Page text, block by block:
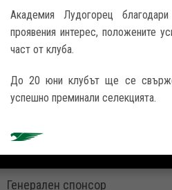
Академия Лудогорец
проявения интерес, положените
част от клуба.
До 20 юни клубът ще се
успешно преминали селекцията.
Генерален спонсор